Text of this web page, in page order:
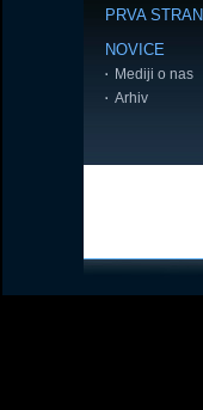
PRVA STRAN
NOVICE
Mediji o nas
Arhiv